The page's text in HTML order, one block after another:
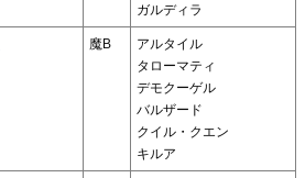
ガルディラ
魔B
アルタイル
タローマティ
デモクーゲル
バルザード
クイル・クエン
キルア